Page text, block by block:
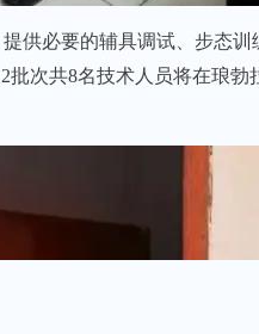
供必要的辅具调试、步态
次共8名技术人员将在琅勃